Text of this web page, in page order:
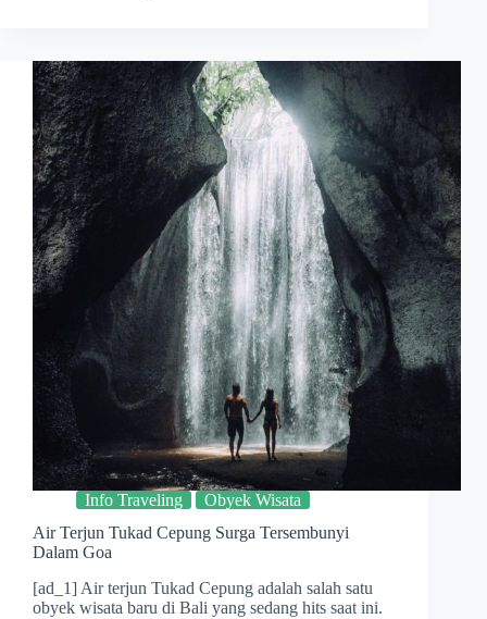
Info Traveling
Obyek Wisata
Air Terjun Tukad Cepung Surga Tersembunyi
Dalam Goa
[ad_1] Air terjun Tukad Cepung adalah salah satu
obyek wisata baru di Bali yang sedang hits saat ini.